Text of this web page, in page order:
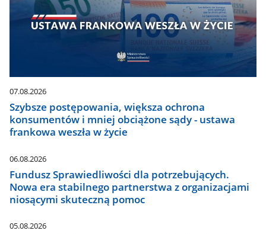
07.08.2026
Szybsze postępowania, większa ochrona
konsumentów i mniej obciążone sądy - ustawa
frankowa weszła w życie
06.08.2026
Fundusz Sprawiedliwości dla potrzebujących.
Nowa era stabilnego partnerstwa z organizacjami
niosącymi skuteczną pomoc
05.08.2026